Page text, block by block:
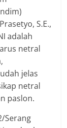
S.E.,
adalah
netral
jelas
netral
paslon.
Serang